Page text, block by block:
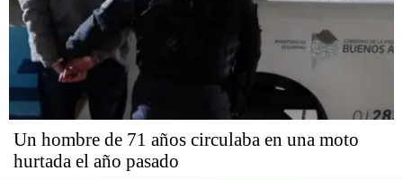
Un hombre de 71 años circulaba en una moto
hurtada el año pasado